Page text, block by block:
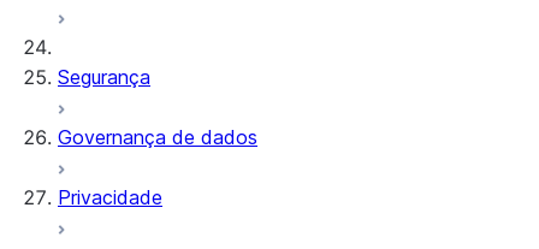
Segurança
Governança de dados
Privacidade